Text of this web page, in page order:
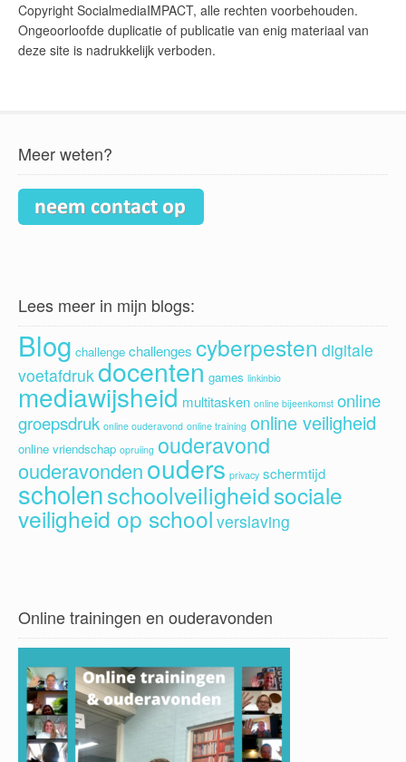
Copyright SocialmediaIMPACT, alle rechten voorbehouden.
Ongeoorloofde duplicatie of publicatie van enig materiaal van
deze site is nadrukkelijk verboden.
Meer weten?
Lees meer in mijn blogs:
Blog challenge challenges cyberpesten digitale
voetafdruk docenten games linkinbio
mediawijsheid multitasken online bijeenkomst online
groepsdruk online ouderavond online training online veiligheid
online vriendschap opruiing ouderavond
ouderavondenouders privacy schermtijd
scholenschoolveiligheidsociale
veiligheid op school verslaving
Online trainingen en ouderavonden